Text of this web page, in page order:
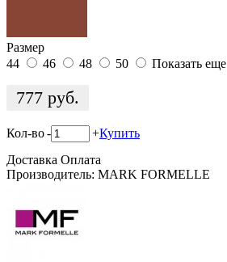
Размер
44
46 48 50 Показать еще
777 руб.
Кол-во- +Купить
Доставка Оплата
Производитель: MARK FORMELLE